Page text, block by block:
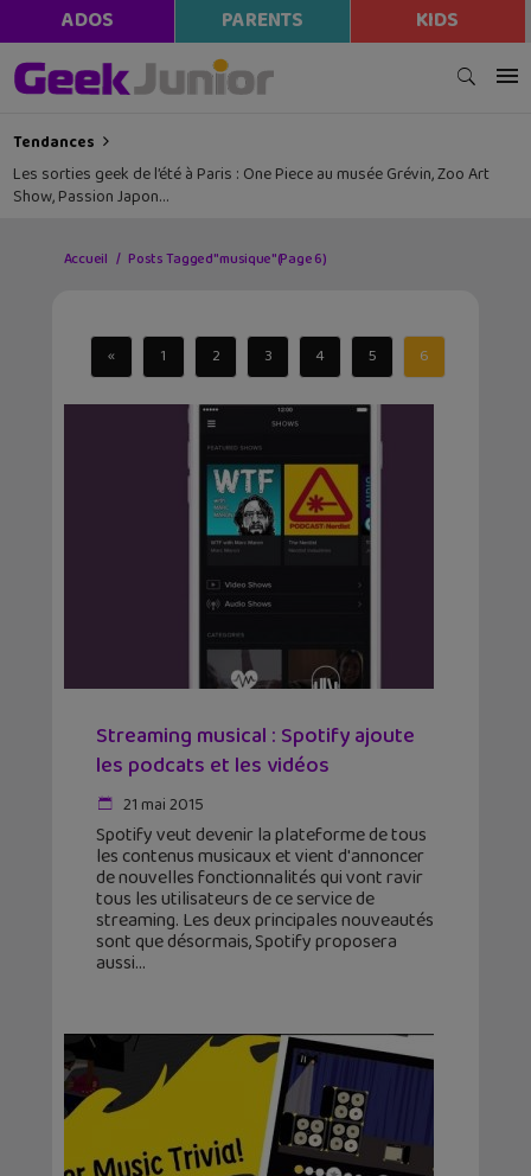
ADOS PARENTS KIDS
Tendances
Les sorties geek de l’été à Paris : One Piece au musée Grévin, Zoo Art
Show, Passion Japon…
Accueil Posts Tagged "musique"(Page 6)
« 1 2 3 4 5 6
Streaming musical : Spotify ajoute
les podcats et les vidéos
21 mai 2015
Spotify veut devenir la plateforme de tous
les contenus musicaux et vient d'annoncer
de nouvelles fonctionnalités qui vont ravir
tous les utilisateurs de ce service de
streaming. Les deux principales nouveautés
sont que désormais, Spotify proposera
aussi